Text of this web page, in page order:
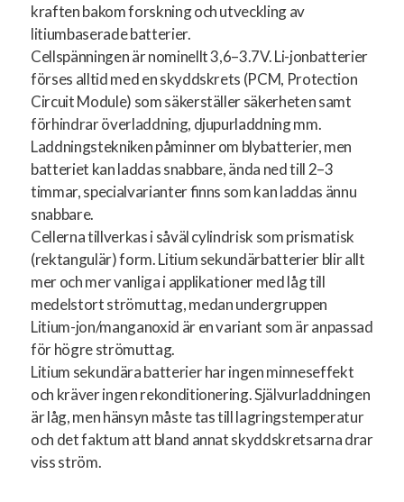
kraften bakom forskning och utveckling av
litiumbaserade batterier.
Cellspänningen är nominellt 3,6–3.7V. Li-jonbatterier
förses alltid med en skyddskrets (PCM, Protection
Circuit Module) som säkerställer säkerheten samt
förhindrar överladdning, djupurladdning mm.
Laddningstekniken påminner om blybatterier, men
batteriet kan laddas snabbare, ända ned till 2–3
timmar, specialvarianter finns som kan laddas ännu
snabbare.
Cellerna tillverkas i såväl cylindrisk som prismatisk
(rektangulär) form. Litium sekundärbatterier blir allt
mer och mer vanliga i applikationer med låg till
medelstort strömuttag, medan undergruppen
Litium-jon/manganoxid är en variant som är anpassad
för högre strömuttag.
Litium sekundära batterier har ingen minneseffekt
och kräver ingen rekonditionering. Självurladdningen
är låg, men hänsyn måste tas till lagringstemperatur
och det faktum att bland annat skyddskretsarna drar
viss ström.